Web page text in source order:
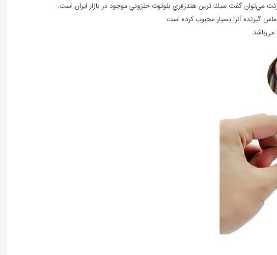
گیرنده آنرا بسیار محبوب کرده است